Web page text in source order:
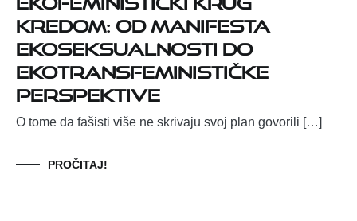
kredom: Od Manifesta
ekoseksualnosti do
ekotransfeminističke
perspektive
O tome da fašisti više ne skrivaju svoj plan govorili […]
PROČITAJ!